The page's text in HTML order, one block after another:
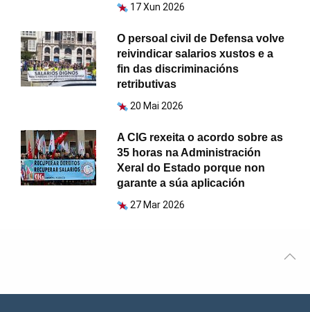
17 Xun 2026
O persoal civil de Defensa volve
reivindicar salarios xustos e a
fin das discriminacións
retributivas
20 Mai 2026
A CIG rexeita o acordo sobre as
35 horas na Administración
Xeral do Estado porque non
garante a súa aplicación
27 Mar 2026